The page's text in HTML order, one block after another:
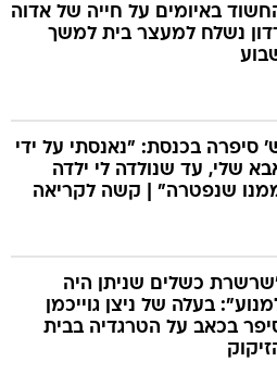
באיומים על חייה של אדוה
נשלח למעצר בית למשך
סיפרה בכנסת: "נאנסתי על ידי
שלי, עד שנולדה לי ילדה
שנפטרה" | קשה לקריאה
כשלים שניתן היה
בעלה של ניצן גוייכמן
בכאב על הטרגדיה בבית